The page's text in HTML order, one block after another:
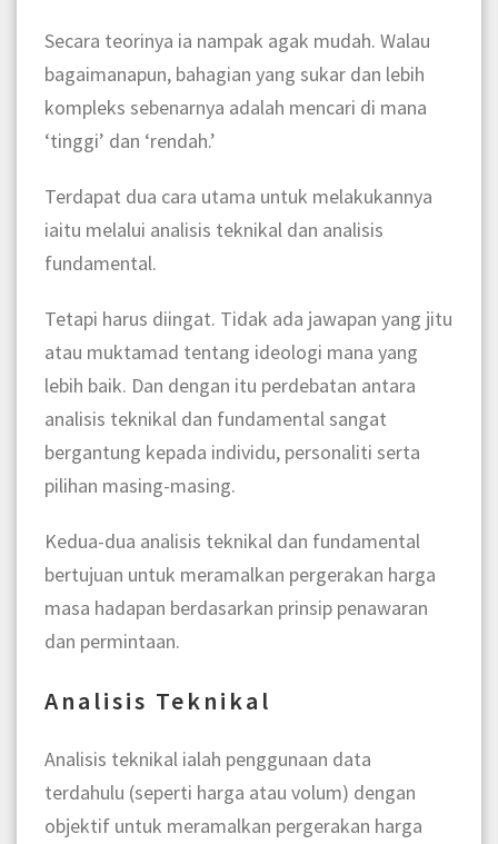
Secara teorinya ia nampak agak mudah. Walau
bagaimanapun, bahagian yang sukar dan lebih
kompleks sebenarnya adalah mencari di mana
‘tinggi’ dan ‘rendah.’
Terdapat dua cara utama untuk melakukannya
iaitu melalui analisis teknikal dan analisis
fundamental.
Tetapi harus diingat. Tidak ada jawapan yang jitu
atau muktamad tentang ideologi mana yang
lebih baik. Dan dengan itu perdebatan antara
analisis teknikal dan fundamental sangat
bergantung kepada individu, personaliti serta
pilihan masing-masing.
Kedua-dua analisis teknikal dan fundamental
bertujuan untuk meramalkan pergerakan harga
masa hadapan berdasarkan prinsip penawaran
dan permintaan.
Analisis Teknikal
Analisis teknikal ialah penggunaan data
terdahulu (seperti harga atau volum) dengan
objektif untuk meramalkan pergerakan harga